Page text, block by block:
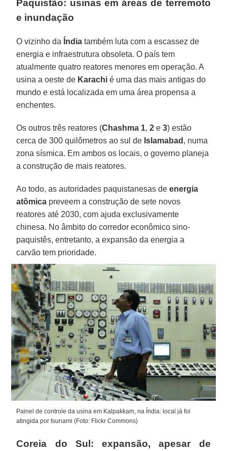
Paquistão: usinas em áreas de terremoto
e inundação
O vizinho da Índia também luta com a escassez de
energia e infraestrutura obsoleta. O país tem
atualmente quatro reatores menores em operação. A
usina a oeste de Karachi é uma das mais antigas do
mundo e está localizada em uma área propensa a
enchentes.
Os outros três reatores (Chashma 1,2 e3) estão
cerca de 300 quilômetros ao sul de Islamabad , numa
zona sísmica. Em ambos os locais, o governo planeja
a construção de mais reatores.
Ao todo, as autoridades paquistanesas deenergia
atômica preveem a construção de sete novos
reatores até 2030, com ajuda exclusivamente
chinesa. No âmbito do corredor econômico sino-
paquistês, entretanto, a expansão da energia a
carvão tem prioridade.
Painel de controle da usina em Kalpakkam, na Índia: local já foi
atingida por tsunami (Foto: Flickr Commons)
Coreia do Sul: expansão, apesar de